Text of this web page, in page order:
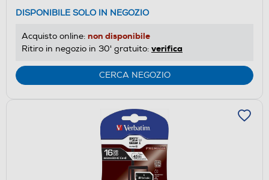
DISPONIBILE SOLO IN NEGOZIO
Acquisto online: non disponibile
Ritiro in negozio in 30' gratuito: verifica
CERCA NEGOZIO